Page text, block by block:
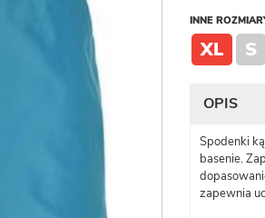
INNE
XL S
OPIS
Spodenki
basenie.
zapewnia